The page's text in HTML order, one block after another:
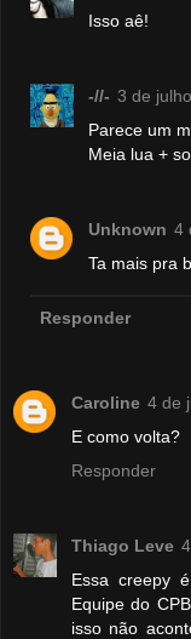
Isso aê!
-//- 3 de
Parece um
Meia lua +
Unknown 4
Ta mais pra
Responder
Caroline 4 de
E como volta?
Responder
Thiago Leve
Essa creepy
Equipe do
isso não